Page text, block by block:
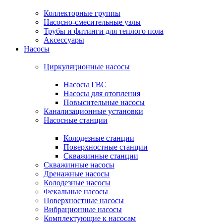
Коллекторные группы
Насосно-смесительные узлы
Трубы и фитинги для теплого пола
Аксессуары
Насосы
Циркуляционные насосы
Насосы ГВС
Насосы для отопления
Повысительные насосы
Канализационные установки
Насосные станции
Колодезные станции
Поверхностные станции
Скважинные станции
Скважинные насосы
Дренажные насосы
Колодезные насосы
Фекальные насосы
Поверхностные насосы
Вибрационные насосы
Комплектующие к насосам